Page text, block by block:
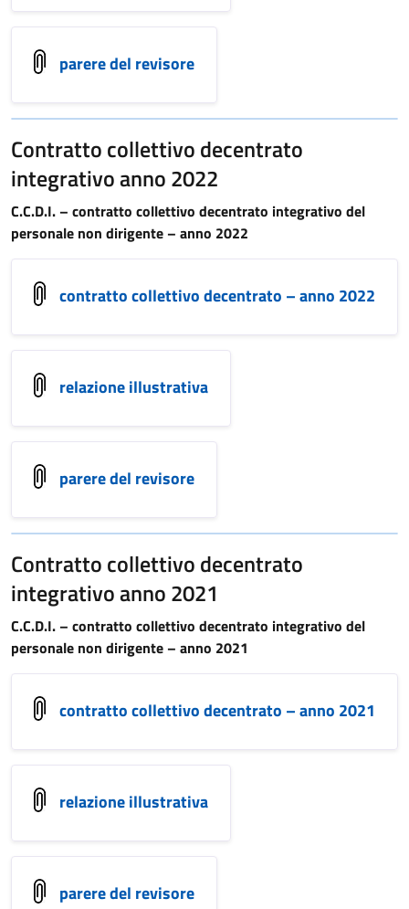
parere del revisore
Contratto collettivo decentrato
integrativo anno 2022
C.C.D.I. – contratto collettivo decentrato integrativo del
personale non dirigente – anno 2022
contratto collettivo decentrato – anno 2022
relazione illustrativa
parere del revisore
Contratto collettivo decentrato
integrativo anno 2021
C.C.D.I. – contratto collettivo decentrato integrativo del
personale non dirigente – anno 2021
contratto collettivo decentrato – anno 2021
relazione illustrativa
parere del revisore